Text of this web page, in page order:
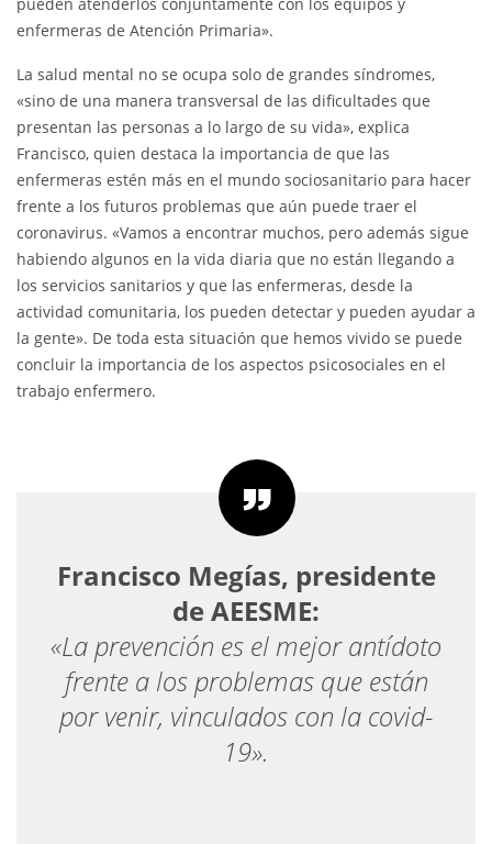
enfermeras de Atención Primaria».
La salud mental no se ocupa solo de grandes síndromes,
«sino de una manera transversal de las dificultades que
presentan las personas a lo largo de su vida», explica
Francisco, quien destaca la importancia de que las
enfermeras estén más en el mundo sociosanitario para hacer
frente a los futuros problemas que aún puede traer el
coronavirus. «Vamos a encontrar muchos, pero además sigue
habiendo algunos en la vida diaria que no están llegando a
los servicios sanitarios y que las enfermeras, desde la
actividad comunitaria, los pueden detectar y pueden ayudar a
la gente». De toda esta situación que hemos vivido se puede
concluir la importancia de los aspectos psicosociales en el
trabajo enfermero.
Francisco Megías, presidente
de AEESME:
«La prevención es el mejor antídoto
frente a los problemas que están
por venir, vinculados con la covid-
19».